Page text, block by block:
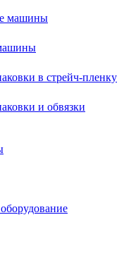
машины
в стрейч-пленку
и обвязки